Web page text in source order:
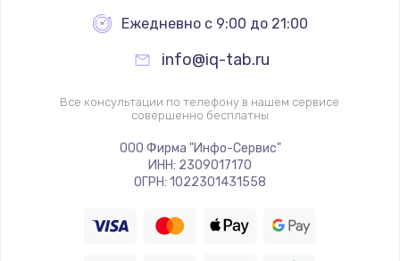
от 1600 руб.
Заказать
Замена термопасты
Заказать
Ежедневно с 9:00 до 21:00
info@iq-tab.ru
Все консультации по телефону в нашем сервисе
совершенно бесплатны
ООО Фирма "Инфо-Сервис"
ИНН: 2309017170
ОГРН: 1022301431558